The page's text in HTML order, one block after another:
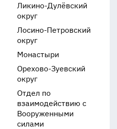
Ликино-Дулёвский
округ
Лосино-Петровский
округ
Монастыри
Орехово-Зуевский
округ
Отдел по
взаимодействию с
Вооруженными
силами